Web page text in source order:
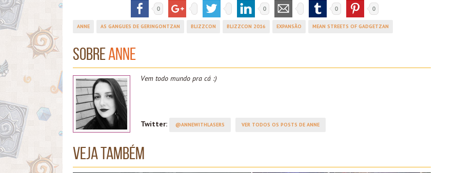
0 0 0 0
ANNE AS GANGUES DE GERINGONTZAN BLIZZCON BLIZZCON 2016 EXPANSÃO MEAN STREETS OF GADGETZAN
SobreAnne
Vem todo mundo pra cá :)
Twitter: @ANNEWITHLASERS VER TODOS OS POSTS DE ANNE
Veja também